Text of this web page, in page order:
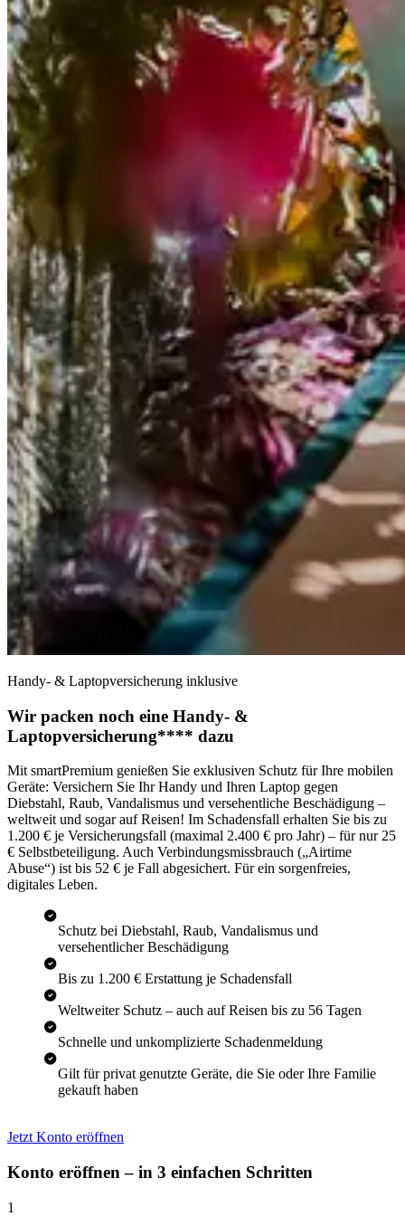
Handy- & Laptopversicherung inklusive
Wir packen noch eine Handy- &
Laptopversicherung**** dazu
Mit smartPremium genießen Sie exklusiven Schutz für Ihre mobilen
Geräte: Versichern Sie Ihr Handy und Ihren Laptop gegen
Diebstahl, Raub, Vandalismus und versehentliche Beschädigung –
weltweit und sogar auf Reisen! Im Schadensfall erhalten Sie bis zu
1.200 € je Versicherungsfall (maximal 2.400 € pro Jahr) – für nur 25
€ Selbstbeteiligung. Auch Verbindungsmissbrauch („Airtime
Abuse“) ist bis 52 € je Fall abgesichert. Für ein sorgenfreies,
digitales Leben.
Schutz bei Diebstahl, Raub, Vandalismus und
versehentlicher Beschädigung
Bis zu 1.200 € Erstattung je Schadensfall
Weltweiter Schutz – auch auf Reisen bis zu 56 Tagen
Schnelle und unkomplizierte Schadenmeldung
Gilt für privat genutzte Geräte, die Sie oder Ihre Familie
gekauft haben
Jetzt Konto eröffnen
Konto eröffnen – in 3 einfachen Schritten
1